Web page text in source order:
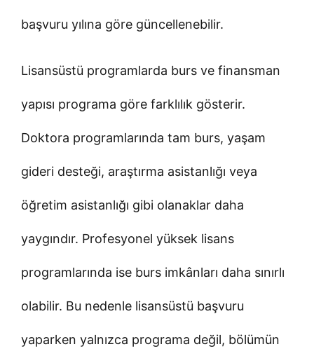
başvuru yılına göre güncellenebilir.
Lisansüstü programlarda burs ve finansman
yapısı programa göre farklılık gösterir.
Doktora programlarında tam burs, yaşam
gideri desteği, araştırma asistanlığı veya
öğretim asistanlığı gibi olanaklar daha
yaygındır. Profesyonel yüksek lisans
programlarında ise burs imkânları daha sınırlı
olabilir. Bu nedenle lisansüstü başvuru
yaparken yalnızca programa değil, bölümün